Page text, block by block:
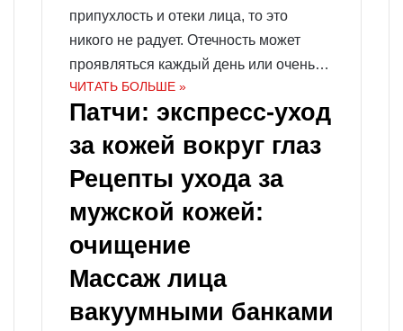
припухлость и отеки лица, то это
никого не радует. Отечность может
проявляться каждый день или очень…
ЧИТАТЬ БОЛЬШЕ »
Патчи: экспресс-уход
за кожей вокруг глаз
Рецепты ухода за
мужской кожей:
очищение
Массаж лица
вакуумными банками